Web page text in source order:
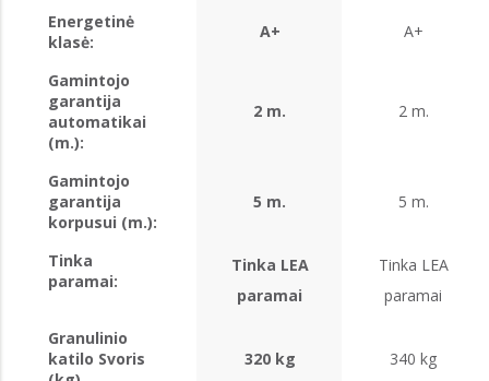
Energetinė
klasė:
A+ A+
Gamintojo
garantija
automatikai
(m.):
2 m. 2 m.
Gamintojo
garantija
korpusui (m.):
5 m. 5 m.
Tinka
paramai:
Tinka LEA
paramai
Tinka LEA
paramai
Granulinio
katilo Svoris
320 kg 340 kg